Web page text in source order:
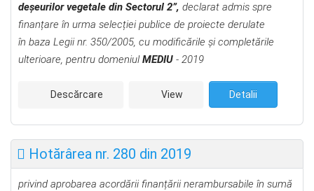
deșeurilor vegetale din Sectorul 2”, declarat admis spre
finanțare în urma selecției publice de proiecte derulate
în baza Legii nr. 350/2005, cu modificările şi completările
ulterioare, pentru domeniulMEDIU - 2019
Descărcare View Detalii
Hotărârea nr. 280 din 2019
privind aprobarea acordării finanțării nerambursabile în sumă